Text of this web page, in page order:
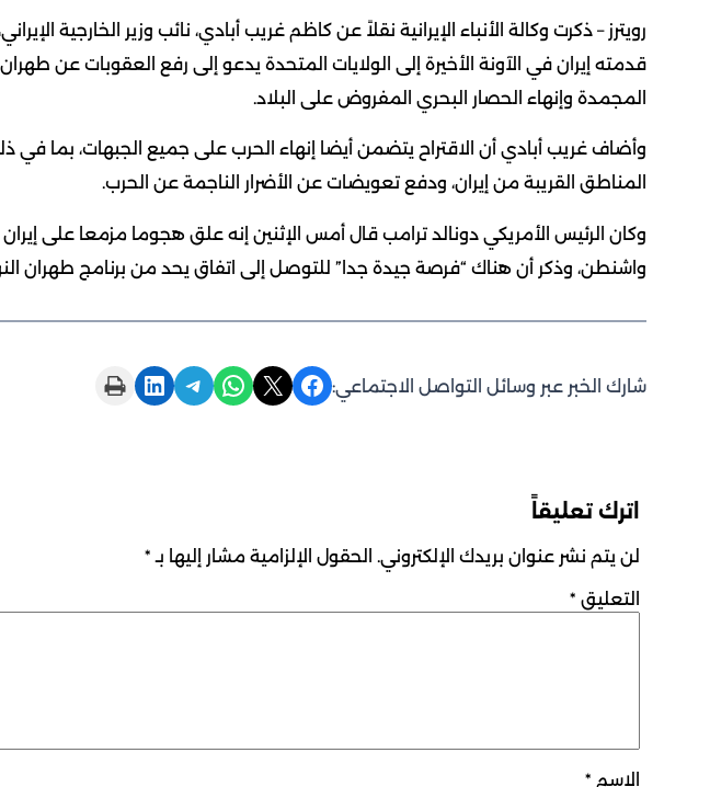
رويترز – ذكرت وكالة الأنباء الإيرانية نقلاً ‌عن كاظم غريب أبادي، نائب وزير الخارجية
قدمته إيران في الآونة الأخيرة ​إلى الولايات المتحدة يدعو ​إلى رفع العقوبات عن طهران
المجمدة وإنهاء الحصار ​البحري المفروض على البلاد.
وأضاف غريب ‌أبادي أن الاقتراح يتضمن أيضا إنهاء الحرب على جميع الجبهات، بما ​في
المناطق ​القريبة من إيران، ​ودفع تعويضات عن الأضرار الناجمة عن الحرب.
وكان الرئيس الأمريكي دونالد ترامب قال أمس الإثنين إنه علق هجوما مزمعا على إيران
واشنطن، وذكر ‌أن هناك “فرصة جيدة جدا” للتوصل إلى اتفاق يحد من برنامج طهران
شارك الخبر عبر وسائل التواصل الاجتماعي: Share on Facebook
Share on X
Share on WhatsApp
Share on Telegram
Share on LinkedIn
Print this Page
اترك تعليقاً
لن يتم نشر عنوان بريدك الإلكتروني. الحقول الإلزامية مشار إليها بـ *
التعليق *
الاسم *